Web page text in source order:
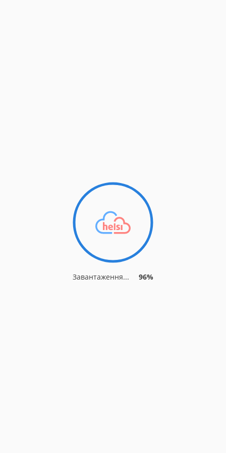
Завантаження... 96%